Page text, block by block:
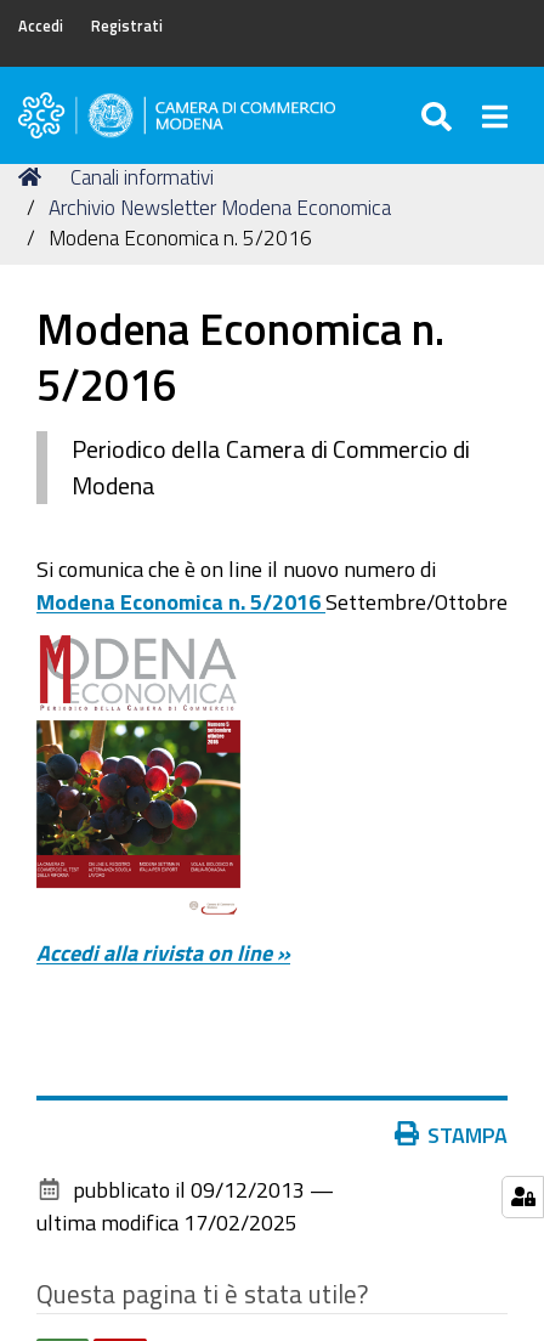
Accedi Registrati
Camera
Commercio
di
Modena
Tu
sei
qui:
Home
Canali informativi
Archivio Newsletter Modena Economica
Modena Economica n. 5/2016
Modena Economica n.
5/2016
Periodico della Camera di Commercio di
Modena
Si comunica che è on line il nuovo numero di
Modena Economica n. 5/2016 Settembre/Ottobre
Accedi alla rivista on line »
documento
STAMPA
pubblicato il 09/12/2013 —
ultima modifica 17/02/2025
Questa pagina ti è stata utile?